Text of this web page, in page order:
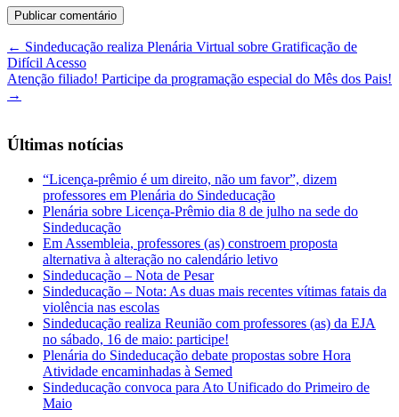
← Sindeducação realiza Plenária Virtual sobre Gratificação de
Difícil Acesso
Atenção filiado! Participe da programação especial do Mês dos Pais!
→
Últimas notícias
“Licença-prêmio é um direito, não um favor”, dizem
professores em Plenária do Sindeducação
Plenária sobre Licença-Prêmio dia 8 de julho na sede do
Sindeducação
Em Assembleia, professores (as) constroem proposta
alternativa à alteração no calendário letivo
Sindeducação – Nota de Pesar
Sindeducação – Nota: As duas mais recentes vítimas fatais da
violência nas escolas
Sindeducação realiza Reunião com professores (as) da EJA
no sábado, 16 de maio: participe!
Plenária do Sindeducação debate propostas sobre Hora
Atividade encaminhadas à Semed
Sindeducação convoca para Ato Unificado do Primeiro de
Maio